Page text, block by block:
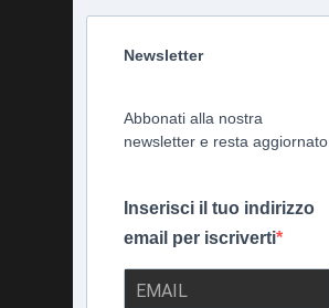
Newsletter
Abbonati alla nostra
newsletter e resta aggiornato.
Inserisci il tuo indirizzo
email per iscriverti